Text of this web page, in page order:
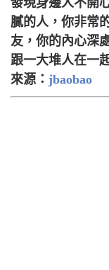
膩的人，你非常
友，你的內心深
跟一大堆人在一
來源： jbaobao